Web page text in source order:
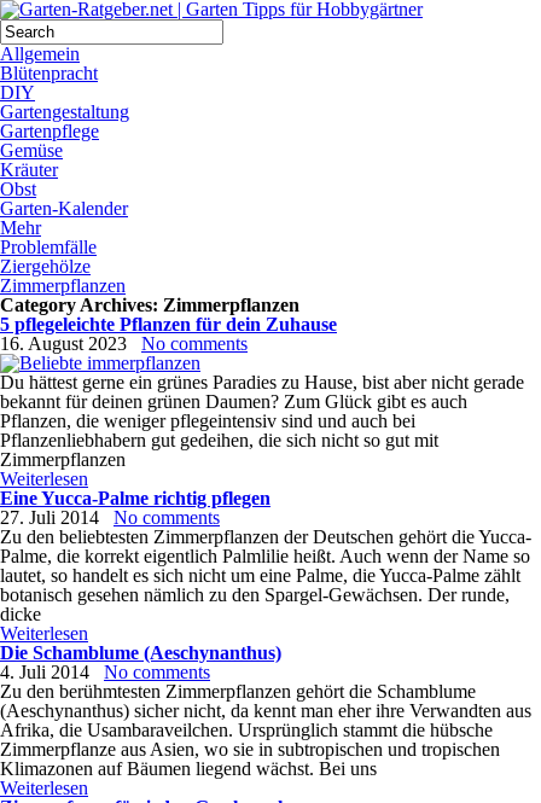
Allgemein
Blütenpracht
DIY
Gartengestaltung
Gartenpflege
Gemüse
Kräuter
Obst
Garten-Kalender
Mehr
Problemfälle
Ziergehölze
Zimmerpflanzen
Category Archives: Zimmerpflanzen
5 pflegeleichte Pflanzen für dein Zuhause
16. August 2023
No comments
Du hättest gerne ein grünes Paradies zu Hause, bist aber nicht gerade
bekannt für deinen grünen Daumen? Zum Glück gibt es auch
Pflanzen, die weniger pflegeintensiv sind und auch bei
Pflanzenliebhabern gut gedeihen, die sich nicht so gut mit
Zimmerpflanzen
Weiterlesen
Eine Yucca-Palme richtig pflegen
27. Juli 2014
No comments
Zu den beliebtesten Zimmerpflanzen der Deutschen gehört die Yucca-
Palme, die korrekt eigentlich Palmlilie heißt. Auch wenn der Name so
lautet, so handelt es sich nicht um eine Palme, die Yucca-Palme zählt
botanisch gesehen nämlich zu den Spargel-Gewächsen. Der runde,
dicke
Weiterlesen
Die Schamblume (Aeschynanthus)
4. Juli 2014
No comments
Zu den berühmtesten Zimmerpflanzen gehört die Schamblume
(Aeschynanthus) sicher nicht, da kennt man eher ihre Verwandten aus
Afrika, die Usambaraveilchen. Ursprünglich stammt die hübsche
Zimmerpflanze aus Asien, wo sie in subtropischen und tropischen
Klimazonen auf Bäumen liegend wächst. Bei uns
Weiterlesen